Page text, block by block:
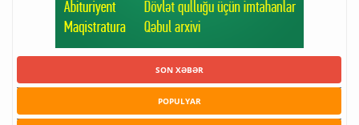
SON XƏBƏR
POPULYAR